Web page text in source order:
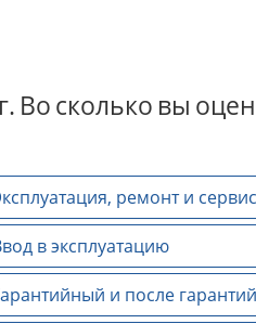
Восколько вы
ремонт и
в эксплуатацию
и после